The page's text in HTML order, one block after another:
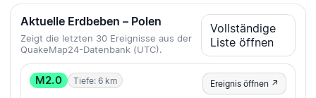
Aktuelle Erdbeben – Polen
Zeigt die letzten 30 Ereignisse aus der
QuakeMap24-Datenbank (UTC).
Vollständige
Liste öffnen
M2.0 Tiefe: 6 km Ereignis öffnen ↗